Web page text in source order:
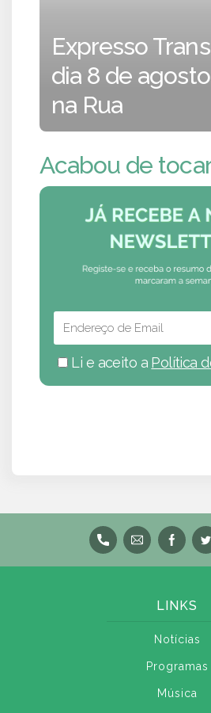
Expresso
dia 8 de
na Rua
Acabou de
Li e aceito a Política
LINKS
Notícias
Programas
Música